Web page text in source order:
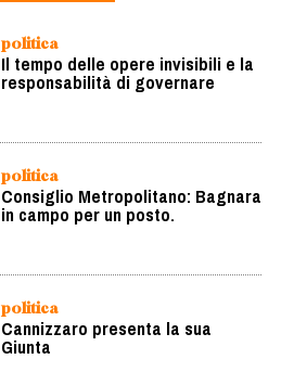
politica
Il tempo delle opere invisibili e la
responsabilità di governare
politica
Consiglio Metropolitano: Bagnara
in campo per un posto.
politica
Cannizzaro presenta la sua
Giunta